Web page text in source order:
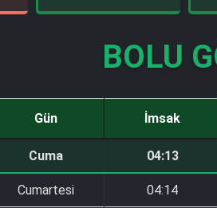
BOLU
Gün İmsak
Cuma 04:13
Cumartesi 04:14